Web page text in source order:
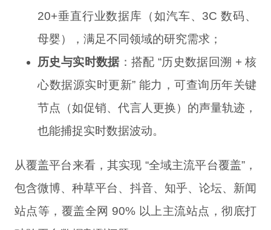
20+垂直行业数据库（如汽车、3C 数码、
母婴），满足不同领域的研究需求；
历史与实时数据：搭配 “历史数据回溯 + 核
心数据源实时更新” 能力，可查询历年关键
节点（如促销、代言人更换）的声量轨迹，
也能捕捉实时数据波动。
从覆盖平台来看，其实现 “全域主流平台覆盖”，
包含微博、种草平台、抖音、知乎、论坛、新闻
站点等，覆盖全网 90% 以上主流站点，彻底打